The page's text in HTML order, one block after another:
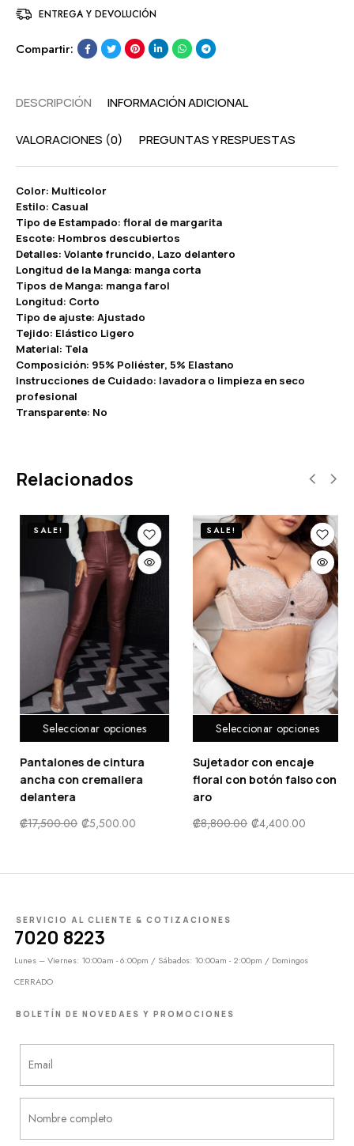
ENTREGA Y DEVOLUCIÓN
Compartir:
DESCRIPCIÓN INFORMACIÓN ADICIONAL
VALORACIONES (0) PREGUNTAS Y RESPUESTAS
Color: Multicolor
Estilo: Casual
Tipo de Estampado: floral de margarita
Escote: Hombros descubiertos
Detalles: Volante fruncido, Lazo delantero
Longitud de la Manga: manga corta
Tipos de Manga: manga farol
Longitud: Corto
Tipo de ajuste: Ajustado
Tejido: Elástico Ligero
Material: Tela
Composición: 95% Poliéster, 5% Elastano
Instrucciones de Cuidado: lavadora o limpieza en seco
profesional
Transparente: No
Relacionados
Seleccionar opciones
SALE!
Sujetador con encaje
floral con botón falso con
aro
₡8,800.00 ₡4,400.00
Seleccionar opciones
SALE!
Camiseta crop unicolor
manga con volante
SERVICIO AL CLIENTE & COTIZACIONES
7020 8223
Lunes – Viernes: 10:00am - 6:00pm / Sábados: 10:00am - 2:00pm / Domingos
CERRADO
BOLETÍN DE NOVEDAES Y PROMOCIONES